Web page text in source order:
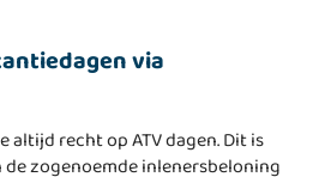
via
altijd recht op ATV dagen. Dit is
zogenoemde inlenersbeloning